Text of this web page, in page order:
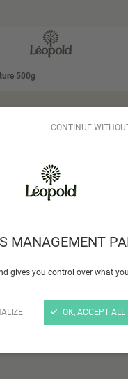
MANAGEMENT
gives you control over what
CONTINUE
OK, ACCEPT ALL
Aller au contenu
500g
brioche cuisinée